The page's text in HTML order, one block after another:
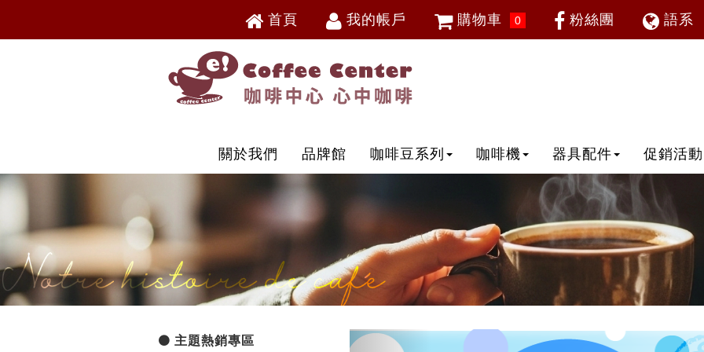
首頁 我的帳戶
忘記密碼
加入會員
VIP申請
購物車 0 粉絲團 語系
關於我們 品牌館 咖啡豆系列 咖啡機 器具配件 促銷活動
主題熱銷專區